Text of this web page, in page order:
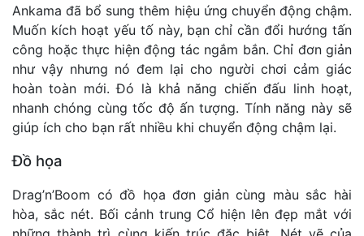
Ankama đã bổ sung thêm hiệu ứng chuyển động chậm.
Muốn kích hoạt yếu tố này, bạn chỉ cần đổi hướng tấn
công hoặc thực hiện động tác ngắm bắn. Chỉ đơn giản
như vậy nhưng nó đem lại cho người chơi cảm giác
hoàn toàn mới. Đó là khả năng chiến đấu linh hoạt,
nhanh chóng cùng tốc độ ấn tượng. Tính năng này sẽ
giúp ích cho bạn rất nhiều khi chuyển động chậm lại.
Đồ họa
Drag’n’Boom có đồ họa đơn giản cùng màu sắc hài
hòa, sắc nét. Bối cảnh trung Cổ hiện lên đẹp mắt với